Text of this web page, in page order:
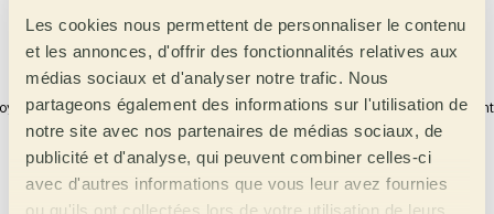
Les cookies nous permettent de personnaliser le contenu
et les annonces, d'offrir des fonctionnalités relatives aux
médias sociaux et d'analyser notre trafic. Nous
partageons également des informations sur l'utilisation de
notre site avec nos partenaires de médias sociaux, de
publicité et d'analyse, qui peuvent combiner celles-ci
avec d'autres informations que vous leur avez fournies
ou qu'ils ont collectées lors de votre utilisation de leurs
Achèvement
Corps
Globale
en gobelet